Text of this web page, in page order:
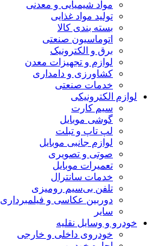
مواد شیمیایی و معدنی
تولید مواد غذایی
بسته بندی کالا
اتوماسیون صنعتی
برق و الکترونیک
لوازم و تجهیزات معدن
کشاورزی و دامداری
خدمات صنعتی
لوازم الکترونیکی
سیم کارت
گوشی موبایل
لپ تاپ و تبلت
لوازم جانبی موبایل
صوتی و تصویری
تعمیرات موبایل
خدمات سانترال
تلفن بی‌سیم رومیزی
دوربین عکاسی و فیلمبرداری
سایر
خودرو و وسایل نقلیه
خودروی داخلی و خارجی